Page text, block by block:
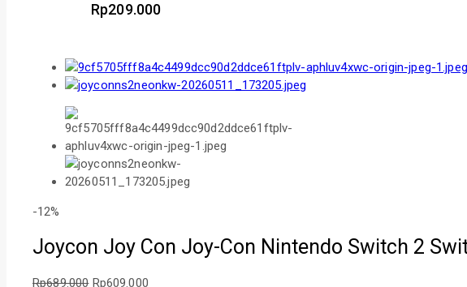
Rp209.000
-12%
Joycon Joy Con Joy-Con Nintendo Switch 2
Rp689.000 Rp609.000